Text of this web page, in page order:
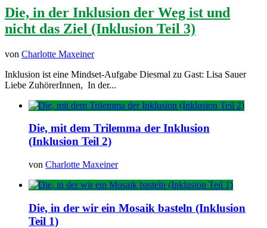
Die, in der Inklusion der Weg ist und
nicht das Ziel (Inklusion Teil 3)
von Charlotte Maxeiner
Inklusion ist eine Mindset-Aufgabe Diesmal zu Gast: Lisa Sauer
Liebe ZuhörerInnen, In der...
Die, mit dem Trilemma der Inklusion
(Inklusion Teil 2)
von Charlotte Maxeiner
Die, in der wir ein Mosaik basteln (Inklusion
Teil 1)